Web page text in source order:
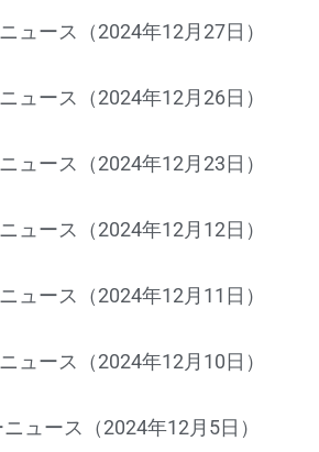
ュース（2024年12月27日）
ュース（2024年12月26日）
ュース（2024年12月23日）
ュース（2024年12月12日）
ュース（2024年12月11日）
ュース（2024年12月10日）
ュース（2024年12月5日）